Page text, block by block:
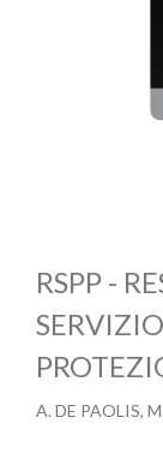
RSPP -
A. DE PAOLIS,